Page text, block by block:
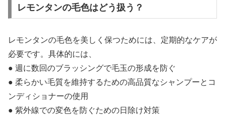
レモンタンの毛色はどう扱う？
レモンタンの毛色を美しく保つためには、定期的なケアが
必要です。具体的には、
● 週に数回のブラッシングで毛玉の形成を防ぐ
● 柔らかい毛質を維持するための高品質なシャンプーとコ
ンディショナーの使用
● 紫外線での変色を防ぐための日除け対策